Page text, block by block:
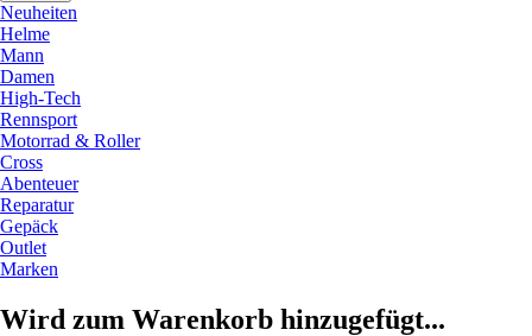
Neuheiten
Helme
Mann
Damen
High-Tech
Rennsport
Motorrad & Roller
Cross
Abenteuer
Reparatur
Gepäck
Outlet
Marken
Wird zum Warenkorb hinzugefügt...